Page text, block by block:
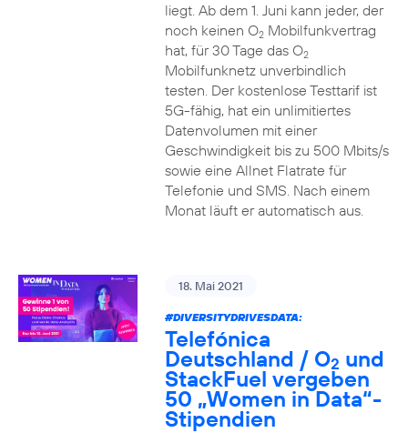
liegt. Ab dem 1. Juni kann jeder, der
noch keinen O2Mobilfunkvertrag
hat, für 30 Tage das O2
Mobilfunknetz unverbindlich
testen. Der kostenlose Testtarif ist
5G-fähig, hat ein unlimitiertes
Datenvolumen mit einer
Geschwindigkeit bis zu 500 Mbits/s
sowie eine Allnet Flatrate für
Telefonie und SMS. Nach einem
Monat läuft er automatisch aus.
18. Mai 2021
#DIVERSITYDRIVESDATA:
Telefónica
Deutschland / O2 und
StackFuel vergeben
50 „Women in Data“-
Stipendien